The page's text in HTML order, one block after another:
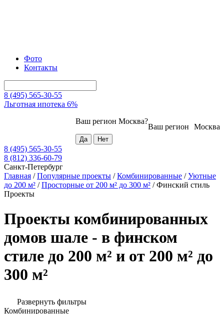
Фото
Контакты
8 (495) 565-30-55
Льготная ипотека 6%
Москва
Ваш регион
Ваш регион Москва?
8 (495) 565-30-55
8 (812) 336-60-79
Санкт-Петербург
Главная /Популярные проекты /Комбинированные /Уютные
до 200 м² /Просторные от 200 м² до 300 м² /Финский стиль
Проекты
Проекты комбинированных
домов шале - в финском
стиле до 200 м² и от 200 м² до
300 м²
Развернуть фильтры
Комбинированные